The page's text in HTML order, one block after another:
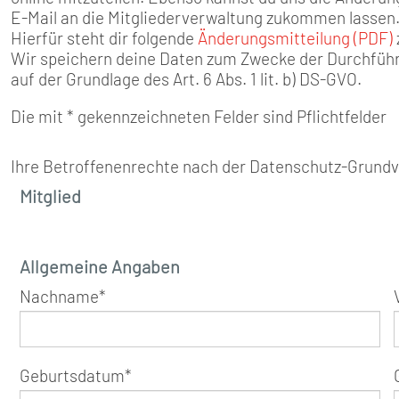
TARIF
SERVICE
MITGLIEDSCHAFT
PRESSE
E-Mail an die Mitgliederverwaltung zukommen lassen.
Hierfür steht dir folgende Änderungsmitteilung (PDF)
Wir speichern deine Daten zum Zwecke der
auf der Grundlage des Art. 6 Abs. 1 lit. b) DS-GVO.
Die mit * gekennzeichneten Felder sind Pflichtfelder
Ihre Betroffenenrechte nach der Datenschutz-
Mitglied
Allgemeine Angaben
Nachname*
Geburtsdatum*